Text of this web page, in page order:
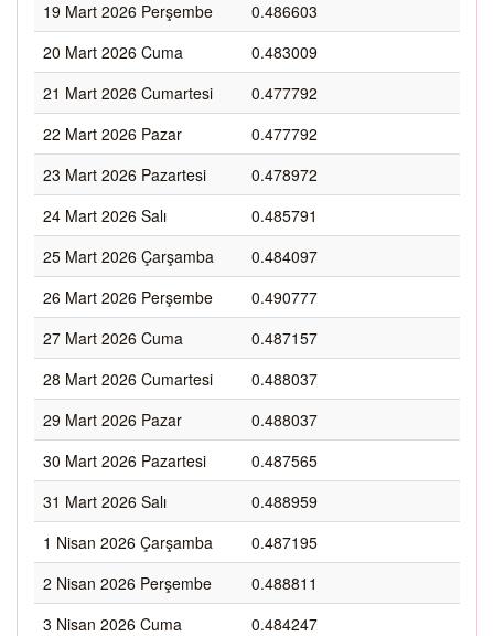
19 Mart 2026 Perşembe
0.486603
20 Mart 2026 Cuma
0.483009
21 Mart 2026 Cumartesi
0.477792
22 Mart 2026 Pazar
0.477792
23 Mart 2026 Pazartesi
0.478972
24 Mart 2026 Salı
0.485791
25 Mart 2026 Çarşamba
0.484097
26 Mart 2026 Perşembe
0.490777
27 Mart 2026 Cuma
0.487157
28 Mart 2026 Cumartesi
0.488037
29 Mart 2026 Pazar
0.488037
30 Mart 2026 Pazartesi
0.487565
31 Mart 2026 Salı
0.488959
1 Nisan 2026 Çarşamba
0.487195
2 Nisan 2026 Perşembe
0.488811
3 Nisan 2026 Cuma
0.484247